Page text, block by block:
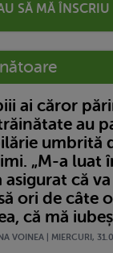
SĂ MĂ ÎNSCRIU
ai căror
au
umbrită
„M-a luat
asigurat că
ori de câte
că mă
VOINEA | MIERCURI,